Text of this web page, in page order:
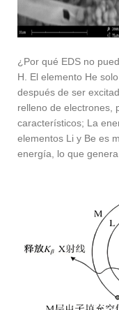
¿Por qué EDS no
H. El elemento He
después de ser
relleno de electrones,
característicos; La
elementos Li y Be es
energía, lo que